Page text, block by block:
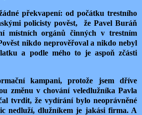
překvapení: od počátku trestního
policisty pověst,
že Pavel Buráň
místních orgánů činných v trestním
nikdo neprověřoval a nikdo nebyl
a podle mého to je aspoň zčásti
kampani, protože jsem dříve
změnu v chování veledlužníka Pavla
tvrdit, že vydírání bylo neoprávněné
nedluží, dlužníkem je jakási firma. A